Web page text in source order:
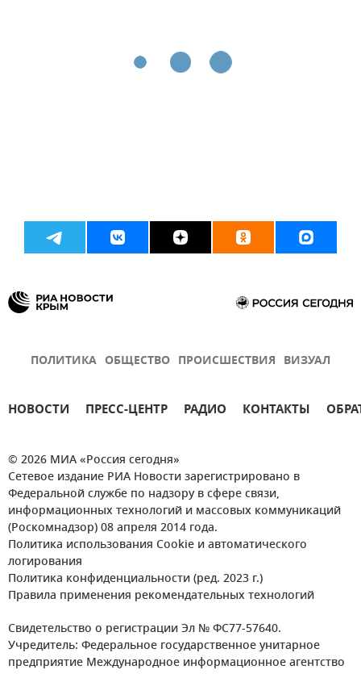
ПОЛИТИКА ОБЩЕСТВО ПРОИСШЕСТВИЯ ВИЗУАЛ
НОВОСТИ ПРЕСС-ЦЕНТР РАДИО КОНТАКТЫ
© 2026 МИА «Россия сегодня»
Сетевое издание РИА Новости зарегистрировано в
Федеральной службе по надзору в сфере связи,
информационных технологий и массовых коммуникаций
(Роскомнадзор) 08 апреля 2014 года.
Политика использования Cookie и автоматического
логирования
Политика конфиденциальности (ред. 2023 г.)
Правила применения рекомендательных технологий
Свидетельство о регистрации Эл № ФС77-57640.
Учредитель: Федеральное государственное унитарное
предприятие Международное информационное агентство